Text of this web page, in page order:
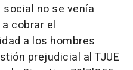
no se venía
cobrar el
a los hombres
prejudicial al TJUE